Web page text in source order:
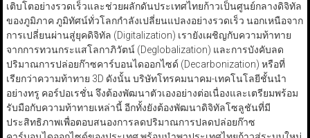
เติบโตอย่างรวดเร็วและช่วยผลักดันประเทศไทยก้าวเป็นศูนย์กลางดิจิทัล
ของภูมิภาค ภูมิทัศน์ทั่วโลกกำลังเปลี่ยนแปลงอย่างรวดเร็ว นอกเหนือจาก
การเปลี่ยนผ่านสู่ยุคดิจิทัล (Digitalization) เรายังเผชิญกับความท้าทาย
จากการทวนกระแสโลกาภิวัตน์ (Deglobalization) และการบังคับลด
ปริมาณการปล่อยก๊าซคาร์บอนไดออกไซด์ (Decarbonization) หรือที่
เรียกว่าความท้าทาย 3D ดังนั้น บริษัทโทรคมนาคม-เทคโนโลยีชั้นนำ
อย่างทรู คอร์ปอเรชั่น จึงต้องพัฒนาตัวเองอย่างต่อเนื่องและเตรียมพร้อม
รับมือกับความท้าทายเหล่านี้ อีกทั้งยังต้องพัฒนาดิจิทัลโซลูชันที่มี
ประสิทธิภาพเพื่อตอบสนองการลดปริมาณการปลดปล่อยก๊าซ